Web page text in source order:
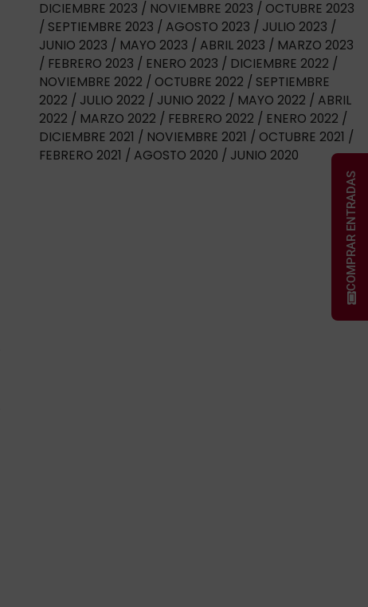
COMPRAR ENTRADAS
DICIEMBRE 2023
NOVIEMBRE 2023
OCTUBRE 2023
SEPTIEMBRE 2023
AGOSTO 2023
JULIO 2023
JUNIO 2023
MAYO 2023 ABRIL 2023
MARZO 2023
FEBRERO 2023
ENERO 2023
DICIEMBRE 2022
NOVIEMBRE 2022
OCTUBRE 2022
SEPTIEMBRE
2022
JULIO 2022 JUNIO 2022 MAYO 2022
ABRIL
2022
MARZO 2022 FEBRERO 2022
ENERO 2022
DICIEMBRE 2021
NOVIEMBRE 2021
OCTUBRE 2021
FEBRERO 2021
AGOSTO 2020 JUNIO 2020